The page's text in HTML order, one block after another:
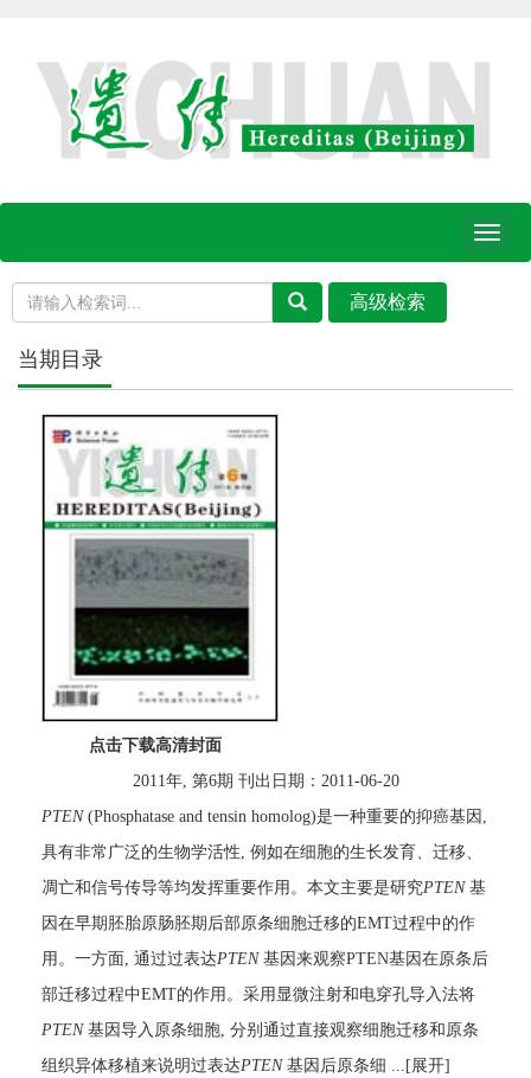
Toggle
当期目录
点击下载高清封面
2011年, 第6期 刊出日期：2011-06-20
PTEN(Phosphatase and tensin homolog)是一种重要的抑癌基因,
具有非常广泛的生物学活性, 例如在细胞的生长发育、迁移、
凋亡和信号传导等均发挥重要作用。本文主要是研究PTEN基
因在早期胚胎原肠胚期后部原条细胞迁移的EMT过程中的作
用。一方面, 通过过表达PTEN基因来观察PTEN基因在原条后
部迁移过程中EMT的作用。采用显微注射和电穿孔导入法将
PTEN基因导入原条细胞, 分别通过直接观察细胞迁移和原条
组织异体移植来说明过表达PTEN基因后原条细 ...[展开]